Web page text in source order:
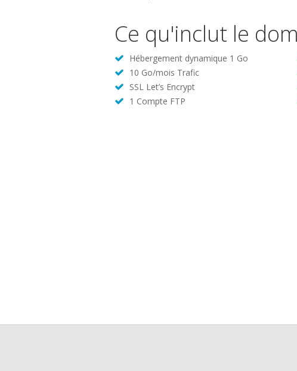
Ce qu'inclut le
Hébergement dynamique 1 Go
10 Go/mois Trafic
SSL Let’s Encrypt
1 Compte FTP